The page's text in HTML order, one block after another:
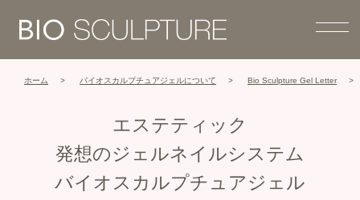
ホーム バイオスカルプチュアジェルについて Bio Sculpture Gel Letter
エステティック
発想のジェルネイルシステム
バイオスカルプチュアジェル